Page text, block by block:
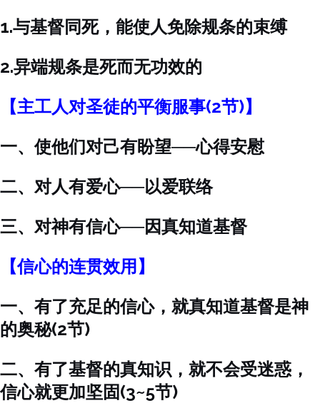
1.与基督同死，能使人免除规条的束缚
2.异端规条是死而无功效的
【主工人对圣徒的平衡服事(2节)】
一、使他们对己有盼望──心得安慰
二、对人有爱心──以爱联络
三、对神有信心──因真知道基督
【信心的连贯效用】
一、有了充足的信心，就真知道基督是神
的奥秘(2节)
二、有了基督的真知识，就不会受迷惑，
信心就更加坚固(3~5节)